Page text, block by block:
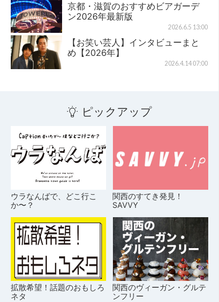
京都・滋賀のおすすめビアガーデ
ン2026年最新版
2026.6.5 13:00
【お笑い芸人】インタビューまと
め【2026年】
2026.4.14 07:00
ピックアップ
ウラなんばで、どこ行こ
か〜？
関西のすてき発見！
SAVVY
拡散希望！話題のおもしろ
ネタ
関西のヴィーガン・グルテ
ンフリー